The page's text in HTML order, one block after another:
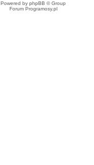
Powered by phpBB © Group
Forum Programosy.pl